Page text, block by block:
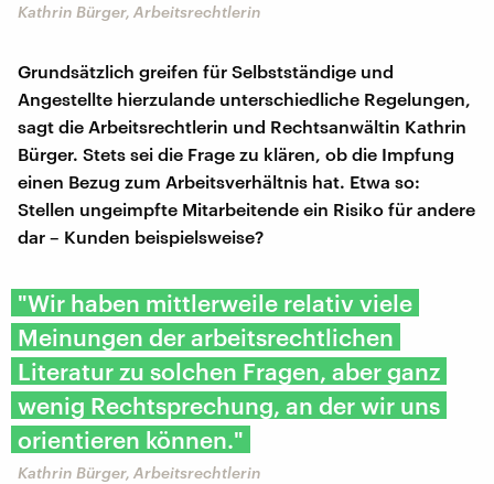
Kathrin Bürger, Arbeitsrechtlerin
Grundsätzlich greifen für Selbstständige und
Angestellte hierzulande unterschiedliche Regelungen,
sagt die Arbeitsrechtlerin und Rechtsanwältin Kathrin
Bürger. Stets sei die Frage zu klären, ob die Impfung
einen Bezug zum Arbeitsverhältnis hat. Etwa so:
Stellen ungeimpfte Mitarbeitende ein Risiko für andere
dar – Kunden beispielsweise?
"Wir haben mittlerweile relativ viele
Meinungen der arbeitsrechtlichen
Literatur zu solchen Fragen, aber ganz
wenig Rechtsprechung, an der wir uns
orientieren können."
Kathrin Bürger, Arbeitsrechtlerin